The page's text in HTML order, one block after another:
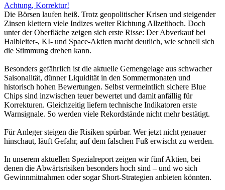
Achtung, Korrektur!
Die Börsen laufen heiß. Trotz geopolitischer Krisen und steigender
Zinsen klettern viele Indizes weiter Richtung Allzeithoch. Doch
unter der Oberfläche zeigen sich erste Risse: Der Abverkauf bei
Halbleiter-, KI- und Space-Aktien macht deutlich, wie schnell sich
die Stimmung drehen kann.
Besonders gefährlich ist die aktuelle Gemengelage aus schwacher
Saisonalität, dünner Liquidität in den Sommermonaten und
historisch hohen Bewertungen. Selbst vermeintlich sichere Blue
Chips sind inzwischen teuer bewertet und damit anfällig für
Korrekturen. Gleichzeitig liefern technische Indikatoren erste
Warnsignale. So werden viele Rekordstände nicht mehr bestätigt.
Für Anleger steigen die Risiken spürbar. Wer jetzt nicht genauer
hinschaut, läuft Gefahr, auf dem falschen Fuß erwischt zu werden.
In unserem aktuellen Spezialreport zeigen wir fünf Aktien, bei
denen die Abwärtsrisiken besonders hoch sind – und wo sich
Gewinnmitnahmen oder sogar Short-Strategien anbieten könnten.